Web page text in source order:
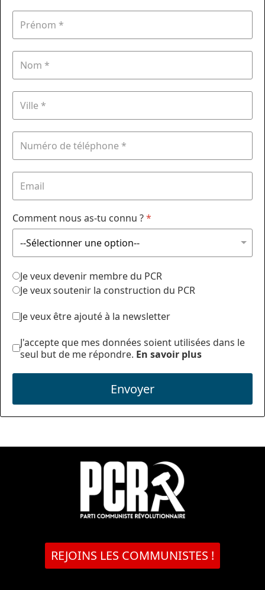
Comment nous as-tu connu ?*
Je veux devenir membre du PCR
Je veux soutenir la construction du PCR
Je veux être ajouté à la newsletter
J'accepte que mes données soient utilisées dans le
seul but de me répondre. En savoir plus
Envoyer
REJOINS LES COMMUNISTES !